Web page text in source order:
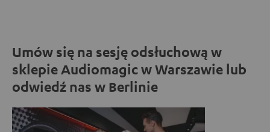
Umów się na sesję odsłuchową w
sklepie Audiomagic w Warszawie lub
odwiedź nas w Berlinie